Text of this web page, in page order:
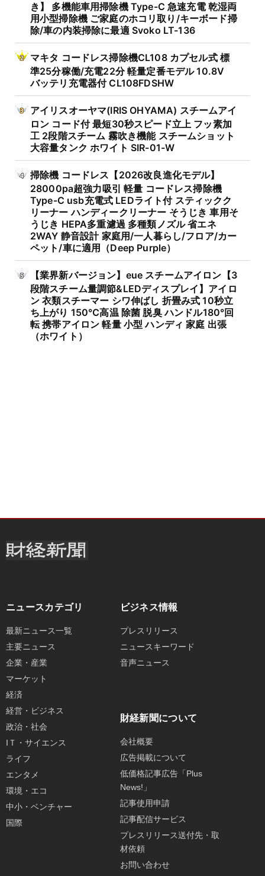
き】 多機能車用掃除機 Type-C 急速充電 乾湿両
用小型掃除機 ご家庭のホコリ取り/キーボード掃
除/車の内装掃除に最適 Svoko LT-136
マキタ コードレス掃除機CL108 カプセル式 標
準25分稼働/充電22分 軽量定番モデル 10.8V
バッテリ充電器付 CL108FDSHW
アイリスオーヤマ(IRIS OHYAMA) スチームアイ
ロン コード付 最短30秒スピード立上 フッ素加
工 2段階スチーム 霧吹き機能 スチームショット
大容量タンク ホワイト SIR-01-W
掃除機 コードレス【2026改良進化モデル】
28000pa超強力吸引 軽量 コードレス掃除機
Type-C usb充電式 LEDライト付 スティックク
リーナー ハンディークリーナー そうじき 車用そ
うじき HEPA多重濾過 多種類ノズル 省エネ
2WAY 静音設計 家庭用/一人暮らし/フロア/カー
ペット/車に適用（Deep Purple）
【業界新バージョン】eue スチームアイロン【3
段階スチーム量調節&LEDディスプレイ】アイロ
ン 衣類スチーマー シワ伸ばし 折畳み式 10秒立
ち上がり 150℃高温 除菌 脱臭 ハンドル180°回
転 携帯アイロン 軽量 小型 ハンディ 家庭 出張
（ホワイト）
ニュースカテゴリ
最新ニュース一覧
主要ニュース
企業・産業
マーケット
経済
経営・ビジネス
政治・社会
IＴ・サイエンス
ライフ
エンタメ
環境・エコ
中小・ベンチャー
国際
ビジネス情報
プレスリリース
ニュースキーワード
音声ニュース
財経新聞について
会社概要
広告掲載について
低価格記事広告「Plus
News!」
記事使用申請
記事配信サービス
プレスリリース送付先・取
材依頼
お問い合わせ